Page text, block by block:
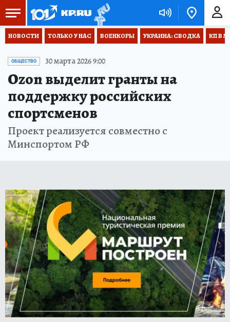
НОВОСТИ ТОЛЬКО У НАС ВОЕНКОРЫ УКРАИНА: СВОДКА КП В
ОБЩЕСТВО 30 марта 2026 9:00
Ozon выделит гранты на
поддержку российских
спортсменов
Проект реализуется совместно с
Минспортом РФ